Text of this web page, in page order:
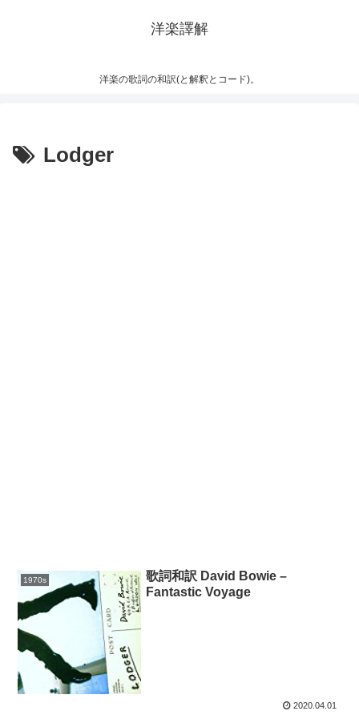
洋楽譯解
洋楽の歌詞の和訳(と解釈とコード)。
Lodger
1970s
歌詞和訳 David Bowie –
Fantastic Voyage
2020.04.01